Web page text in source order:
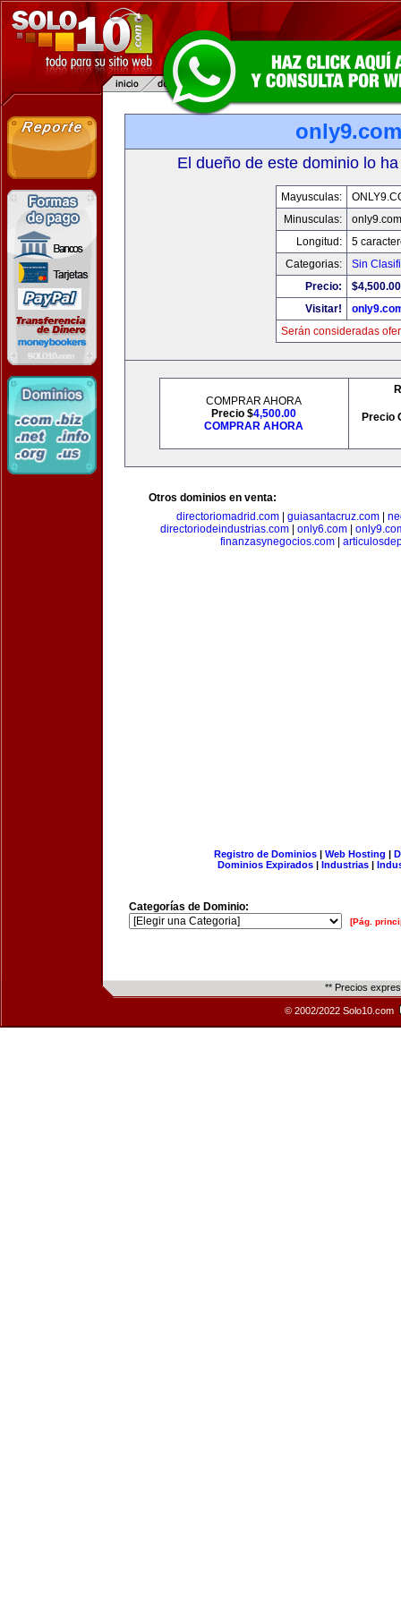
only9.com
El dueño de este dominio lo
Mayusculas:
Minusculas:
only9.com
Longitud:
5
Categorias:
Sin
Precio:
$4,500.00
Visitar!
Serán consideradas
COMPRAR AHORA
Precio $4,500.00
COMPRAR AHORA
Precio
Otros dominios en venta:
directoriomadrid.com| guiasantacruz.com|
directoriodeindustrias.com| only6.com|
finanzasynegocios.com
Registro de Dominios| Web Hosting |
Dominios Expirados | Industrias |
Categorías de Dominio:
[Pág.
** Precios
© 2002/2022 Solo10.com